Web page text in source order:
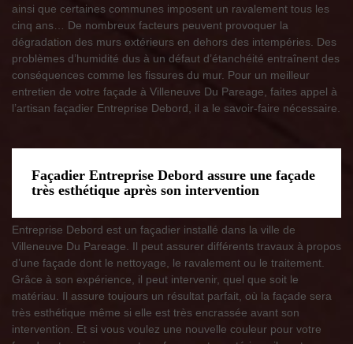
ainsi que certaines communes imposent un ravalement tous les
cinq ans… De nombreux facteurs peuvent provoquer la
dégradation des murs extérieurs en dehors des intempéries. Des
problèmes d’humidité dus à un défaut d’étanchéité entraînent des
conséquences comme les fissures du mur. Pour un meilleur
entretien de votre façade à Villeneuve Du Pareage, faites appel à
l’artisan façadier Entreprise Debord, il a le savoir-faire nécessaire.
Façadier Entreprise Debord assure une façade
très esthétique après son intervention
Entreprise Debord est un façadier installé dans la ville de
Villeneuve Du Pareage. Il peut assurer différents travaux à propos
d’une façade dont le nettoyage, le ravalement ou le traitement.
Grâce à son expérience, il peut intervenir, quel que soit le
matériau. Il assure toujours un résultat parfait, où la façade sera
très esthétique même si elle est très encrassée avant son
intervention. Et si vous voulez une nouvelle couleur pour votre